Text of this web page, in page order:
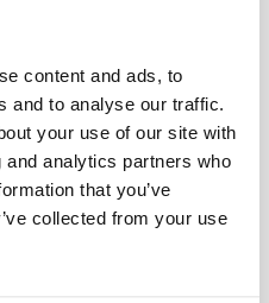
content and ads, to
and to analyse our traffic.
your use of our site with
analytics partners who
that you’ve
collected from your use
känner från Carl
Hennes lekfulla
textilier var djärva,
sommar visar vi Carl
om Karins liv
Bosjökloster.